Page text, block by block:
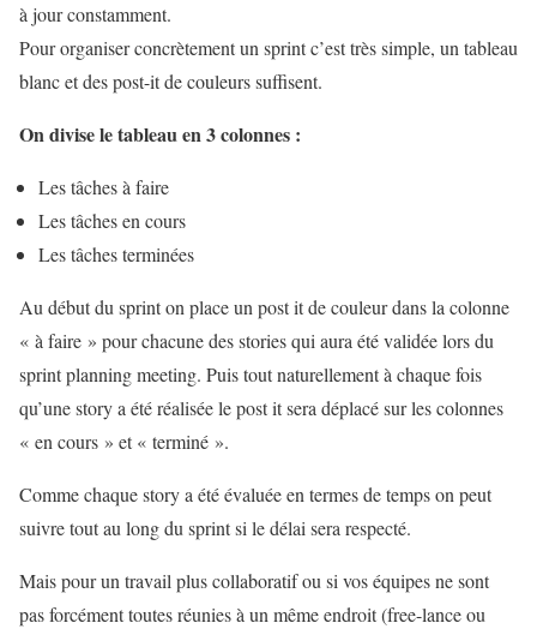
à jour constamment.
Pour organiser concrètement un sprint c’est très simple, un tableau
blanc et des post-it de couleurs suffisent.
On divise le tableau en 3 colonnes :
Les tâches à faire
Les tâches en cours
Les tâches terminées
Au début du sprint on place un post it de couleur dans la colonne
« à faire » pour chacune des stories qui aura été validée lors du
sprint planning meeting. Puis tout naturellement à chaque fois
qu’une story a été réalisée le post it sera déplacé sur les colonnes
« en cours » et « terminé ».
Comme chaque story a été évaluée en termes de temps on peut
suivre tout au long du sprint si le délai sera respecté.
Mais pour un travail plus collaboratif ou si vos équipes ne sont
pas forcément toutes réunies à un même endroit (free-lance ou